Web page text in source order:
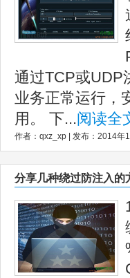
通过TCP或UDP
业务正常运行，
用。 下...阅读全
作者：qxz_xp | 发布：2014年
分享几种绕过防注入的